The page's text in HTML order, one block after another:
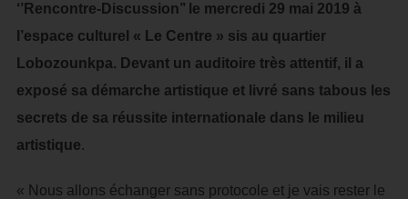
‘’Rencontre-Discussion’’ le mercredi 29 mai 2019 à
l’espace culturel « Le Centre » sis au quartier
Lobozounkpa. Devant un auditoire très attentif, il a
exposé sa démarche artistique et livré sans tabous les
secrets de sa réussite internationale dans le milieu
artistique.
« Nous allons échanger sans protocole et je vais rester le